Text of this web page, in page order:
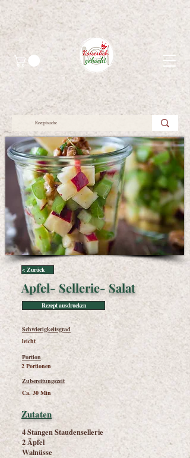
< Zurück
Apfel- Sellerie- Salat
Rezept ausdrucken
Schwierigkeitsgrad
leicht
Portion
2 Portionen
Zubereitungszeit
Ca. 30 Min
Zutaten
4 Stangen Staudensellerie
2 Äpfel
Walnüsse